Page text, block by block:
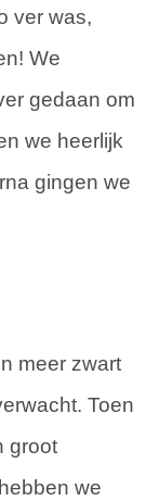
ver was,
We
gedaan om
we heerlijk
gingen we
meer zwart
Toen
groot
we